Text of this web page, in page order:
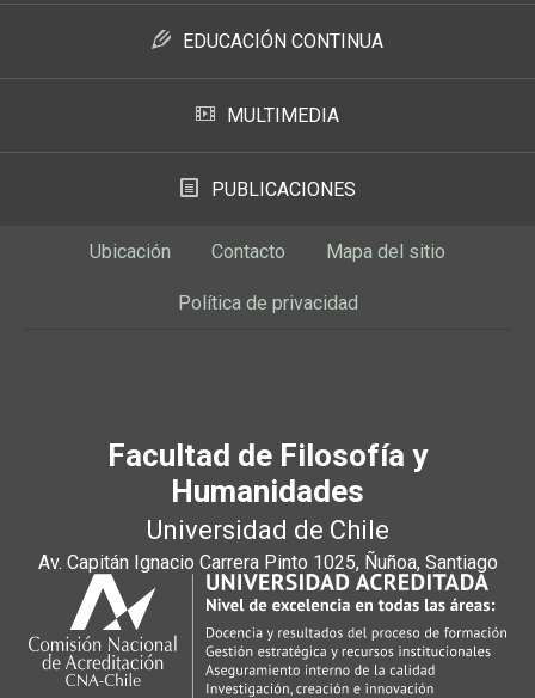
EDUCACIÓN CONTINUA
MULTIMEDIA
PUBLICACIONES
Ubicación Contacto Mapa del sitio
Política de privacidad
Facultad de Filosofía y
Humanidades
Universidad de Chile
Av. Capitán Ignacio Carrera Pinto 1025, Ñuñoa, Santiago